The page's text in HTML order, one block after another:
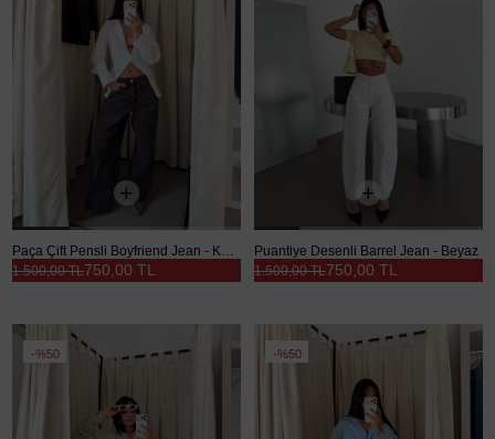
750,00 TL
1.500,00 TL
Puantiye Desenli Barrel Jean - Beyaz
750,00 TL
1.500,00 TL
%50 %50